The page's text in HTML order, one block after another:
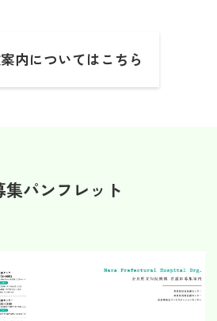
内についてはこちら
集パンフレット